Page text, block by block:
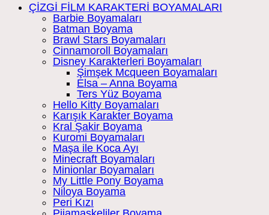
ÇİZGİ FİLM KARAKTERİ BOYAMALARI
Barbie Boyamaları
Batman Boyama
Brawl Stars Boyamaları
Cinnamoroll Boyamaları
Disney Karakterleri Boyamaları
Şimşek Mcqueen Boyamaları
Elsa – Anna Boyama
Ters Yüz Boyama
Hello Kitty Boyamaları
Karışık Karakter Boyama
Kral Şakir Boyama
Kuromi Boyamaları
Maşa ile Koca Ayı
Minecraft Boyamaları
Minionlar Boyamaları
My Little Pony Boyama
Niloya Boyama
Peri Kızı